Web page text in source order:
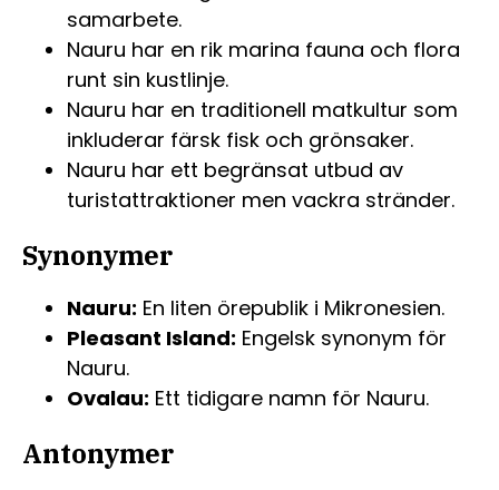
samarbete.
Nauru har en rik marina fauna och flora
runt sin kustlinje.
Nauru har en traditionell matkultur som
inkluderar färsk fisk och grönsaker.
Nauru har ett begränsat utbud av
turistattraktioner men vackra stränder.
Synonymer
Nauru: En liten örepublik i Mikronesien.
Pleasant Island: Engelsk synonym för
Nauru.
Ovalau: Ett tidigare namn för Nauru.
Antonymer